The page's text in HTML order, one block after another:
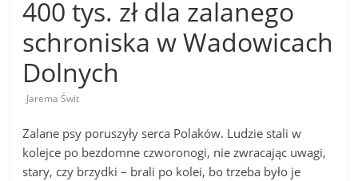
400 tys. zł dla zalanego
schroniska w Wadowicach
Dolnych
Jarema Świt
Zalane psy poruszyły serca Polaków. Ludzie stali w
kolejce po bezdomne czworonogi, nie zwracając uwagi,
stary, czy brzydki – brali po kolei, bo trzeba było je